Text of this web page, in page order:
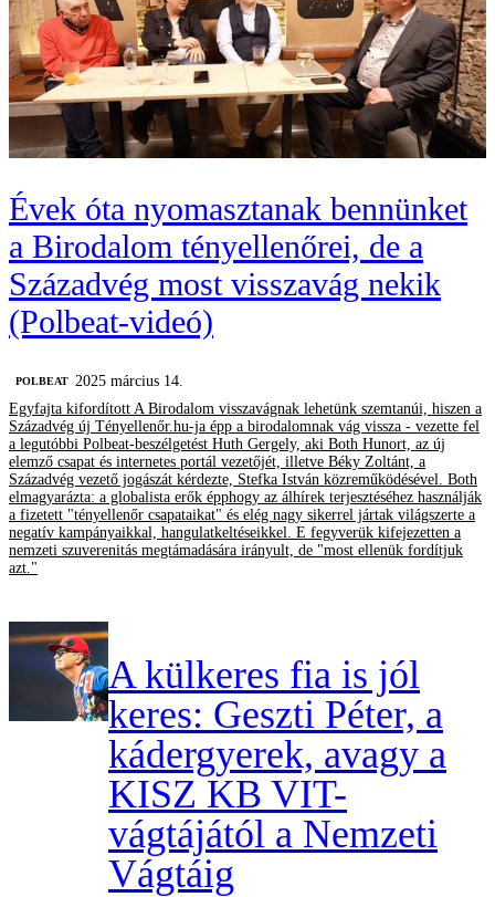
Évek óta nyomasztanak bennünket
a Birodalom tényellenőrei, de a
Századvég most visszavág nekik
(Polbeat-videó)
‎POLBEAT
2025 március 14.
Egyfajta kifordított A Birodalom visszavágnak lehetünk szemtanúi, hiszen a
Századvég új Tényellenőr.hu-ja épp a birodalomnak vág vissza - vezette fel
a legutóbbi Polbeat-beszélgetést Huth Gergely, aki Both Hunort, az új
elemző csapat és internetes portál vezetőjét, illetve Béky Zoltánt, a
Századvég vezető jogászát kérdezte, Stefka István közreműködésével. Both
elmagyarázta: a globalista erők épphogy az álhírek terjesztéséhez használják
a fizetett "tényellenőr csapataikat" és elég nagy sikerrel jártak világszerte a
negatív kampányaikkal, hangulatkeltéseikkel. E fegyverük kifejezetten a
nemzeti szuverenitás megtámadására irányult, de "most ellenük fordítjuk
azt."
A külkeres fia is jól
keres: Geszti Péter, a
kádergyerek, avagy a
KISZ KB VIT-
vágtájától a Nemzeti
Vágtáig